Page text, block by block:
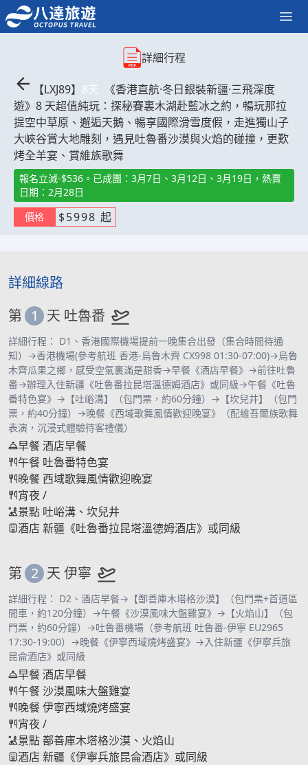
【LXJ89】 8天
《香港直航·冬日銀裝新疆·三飛深度
遊》8 天超值純玩：探秘賽裏木湖赴藍冰之約，暢玩那拉
提空中草原、邂逅天鵝、暢享國際滑雪度假，走進獨山子
大峽谷賞大地雕刻，遇見吐魯番沙漠與火焰的碰撞，更歎
烤全羊宴、賞維族歌舞
報名立減-$536。已成團：3月7日、3月12日、3月19日，熱賣
日期：2月28日
價格
$5998 起
詳細行程
詳細線路
第 1 天 吐魯番
詳細行程： D1、香港國際機場提前一晚集合出發（集合時間待通
知）→香港機場(參考航班 香港-烏魯木齊 CX998 01:30-07:00)→烏魯
木齊瓜果之鄉，感受空氣裏滿是甜香→早餐《酒店早餐》→前往吐魯
番→辦理入住新疆《吐魯番拉昆塔溫德姆酒店》或同級→午餐《吐魯
番特色宴》→【吐峪溝】（包門票，約60分鐘）→【坎兒井】（包門
票，約40分鐘）→晚餐《西域歌舞風情歡迎晚宴》（配維吾爾族歌舞
表演，沉浸式體驗待客禮儀）
早餐 酒店早餐
午餐 吐魯番特色宴
晚餐 西域歌舞風情歡迎晚宴
宵夜 /
景點 吐峪溝、坎兒井
酒店 新疆《吐魯番拉昆塔溫德姆酒店》或同級
第 2 天 伊寧
詳細行程： D2、酒店早餐→【鄯善庫木塔格沙漠】（包門票+首道區
間車，約120分鐘）→午餐《沙漠風味大盤雞宴》→【火焰山】（包
門票，約60分鐘）→吐魯番機場（參考航班 吐魯番-伊寧 EU2965
17:30-19:00）→晚餐《伊寧西域燒烤盛宴》→入住新疆《伊寧兵旅
昆侖酒店》或同級
早餐 酒店早餐
午餐 沙漠風味大盤雞宴
晚餐 伊寧西域燒烤盛宴
宵夜 /
景點鄯善庫木塔格沙漠、火焰山
酒店 新疆《伊寧兵旅昆侖酒店》或同級